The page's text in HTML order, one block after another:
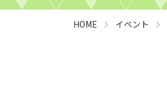
HOME イベント